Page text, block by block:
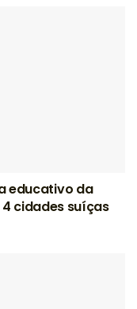
educativo da
cidades suíças